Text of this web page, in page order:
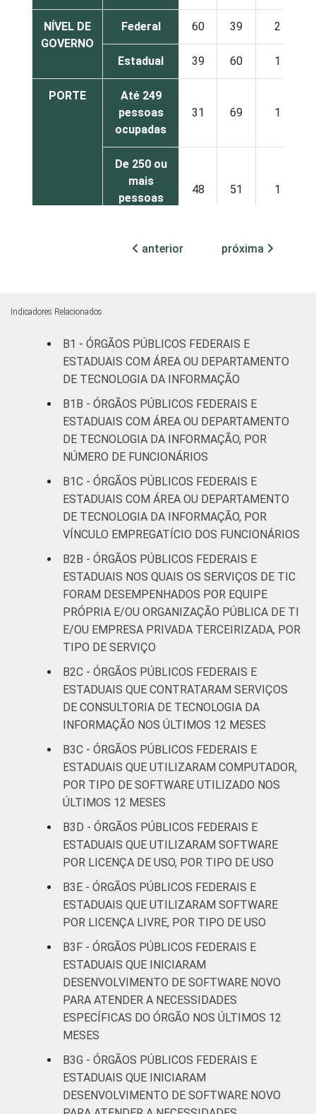
NÍVEL DE
GOVERNO
Federal 60 39 2
Estadual 39 60 1
PORTE
Até 249
pessoas
ocupadas
31 69 1
De 250 ou
mais
pessoas
48 51 1
Não
Sociedade da Informação (Cetic.br),
Pesquisa sobre o uso das tecnologias de
informação e comunicação no setor público
brasileiro - TIC Governo Eletrônico 2019.
anterior próxima
Indicadores Relacionados
B1 - ÓRGÃOS PÚBLICOS FEDERAIS E
ESTADUAIS COM ÁREA OU DEPARTAMENTO
DE TECNOLOGIA DA INFORMAÇÃO
B1B - ÓRGÃOS PÚBLICOS FEDERAIS E
ESTADUAIS COM ÁREA OU DEPARTAMENTO
DE TECNOLOGIA DA INFORMAÇÃO, POR
NÚMERO DE FUNCIONÁRIOS
B1C - ÓRGÃOS PÚBLICOS FEDERAIS E
ESTADUAIS COM ÁREA OU DEPARTAMENTO
DE TECNOLOGIA DA INFORMAÇÃO, POR
VÍNCULO EMPREGATÍCIO DOS FUNCIONÁRIOS
B2B - ÓRGÃOS PÚBLICOS FEDERAIS E
ESTADUAIS NOS QUAIS OS SERVIÇOS DE TIC
FORAM DESEMPENHADOS POR EQUIPE
PRÓPRIA E/OU ORGANIZAÇÃO PÚBLICA DE TI
E/OU EMPRESA PRIVADA TERCEIRIZADA, POR
TIPO DE SERVIÇO
B2C - ÓRGÃOS PÚBLICOS FEDERAIS E
ESTADUAIS QUE CONTRATARAM SERVIÇOS
DE CONSULTORIA DE TECNOLOGIA DA
INFORMAÇÃO NOS ÚLTIMOS 12 MESES
B3C - ÓRGÃOS PÚBLICOS FEDERAIS E
ESTADUAIS QUE UTILIZARAM COMPUTADOR,
POR TIPO DE SOFTWARE UTILIZADO NOS
ÚLTIMOS 12 MESES
B3D - ÓRGÃOS PÚBLICOS FEDERAIS E
ESTADUAIS QUE UTILIZARAM SOFTWARE
POR LICENÇA DE USO, POR TIPO DE USO
B3E - ÓRGÃOS PÚBLICOS FEDERAIS E
ESTADUAIS QUE UTILIZARAM SOFTWARE
POR LICENÇA LIVRE, POR TIPO DE USO
B3F - ÓRGÃOS PÚBLICOS FEDERAIS E
ESTADUAIS QUE INICIARAM
DESENVOLVIMENTO DE SOFTWARE NOVO
PARA ATENDER A NECESSIDADES
ESPECÍFICAS DO ÓRGÃO NOS ÚLTIMOS 12
MESES
B3G - ÓRGÃOS PÚBLICOS FEDERAIS E
ESTADUAIS QUE INICIARAM
DESENVOLVIMENTO DE SOFTWARE NOVO